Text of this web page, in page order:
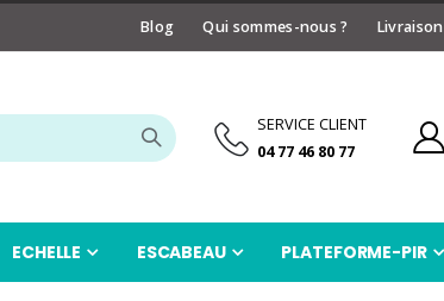
Blog Qui sommes-nous ? Livraison
SERVICE CLIENT
04 77 46 80 77
ECHELLE ESCABEAU PLATEFORME-PIR